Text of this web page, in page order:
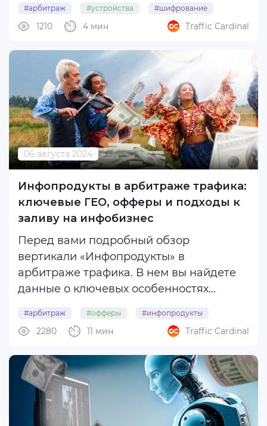
устраиваются в арбитражные команды,
чтобы узнать секреты и разбогатеть.
Сегодня разбираемся в том, как
защитить важные данные компании ...
#арбитраж #устройства #шифрование
4 мин
1210 Traffic Cardinal
06 августа 2024
Инфопродукты в арбитраже трафика:
ключевые ГЕО, офферы и подходы к
заливу на инфобизнес
Перед вами подробный обзор
вертикали «Инфопродукты» в
арбитраже трафика. В нем вы найдете
данные о ключевых особенностях
недостатках, моделях оплаты,
перспективных ГЕО и лучших подходах к
продвижению.
Инфопродукты — это вертикаль, в
которой главным ...
#арбитраж #офферы #инфопродукты
11 мин
2280 Traffic Cardinal